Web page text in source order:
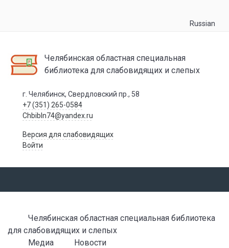
Russian
Челябинская областная специальная
библиотека для слабовидящих и слепых
г. Челябинск, Свердловский пр., 58
+7 (351) 265-0584
Chbibln74@yandex.ru
Версия для слабовидящих
Войти
Челябинская областная специальная библиотека
для слабовидящих и слепых
Медиа
Новости